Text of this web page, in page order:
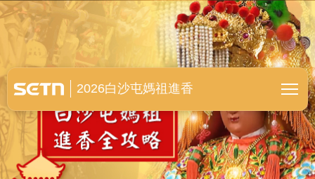
白沙屯媽祖進香全紀錄
2026白沙屯媽祖進香